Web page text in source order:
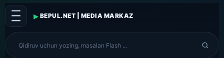
▸ BEPUL.NET | MEDIA MARKAZ